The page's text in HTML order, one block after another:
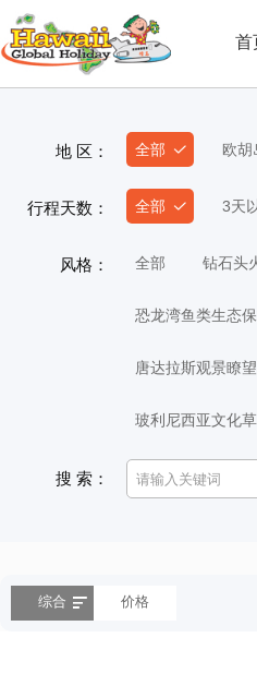
首
地 区： 全部 欧胡
行程天数： 全部 3天
风格： 全部 钻石头
恐龙湾鱼类生态
唐达拉斯观景瞭
玻利尼西亚文化
搜 索：
综合 价格